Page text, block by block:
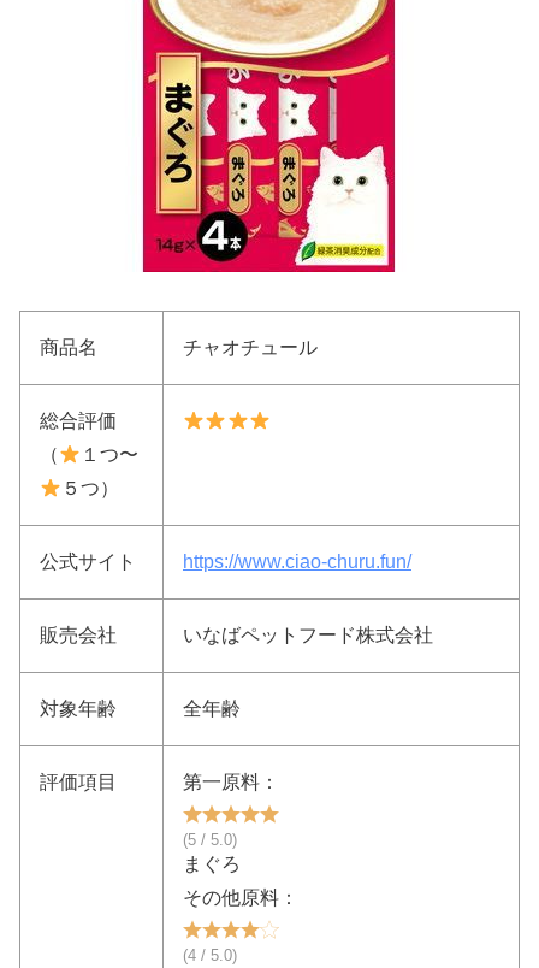
商品名 チャオチュール
総合評価
（
１つ〜
５つ）
公式サイト https://www.ciao-churu.fun/
販売会社 いなばペットフード株式会社
対象年齢 全年齢
評価項目 第一原料：
(5 / 5.0)
まぐろ
その他原料：
(4 / 5.0)